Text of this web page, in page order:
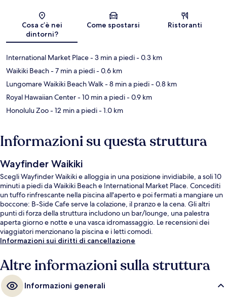
Mappa
Cosa c’è nei
dintorni?
Come spostarsi Ristoranti
International Market Place- 3 min a piedi- 0.3 km
Waikiki Beach- 7 min a piedi- 0.6 km
Lungomare Waikiki Beach Walk- 8 min a piedi- 0.8 km
Royal Hawaiian Center- 10 min a piedi- 0.9 km
Honolulu Zoo- 12 min a piedi- 1.0 km
Informazioni su questa struttura
Wayfinder Waikiki
Scegli Wayfinder Waikiki e alloggia in una posizione invidiabile, a soli 10
minuti a piedi da Waikiki Beach e International Market Place. Concediti
un tuffo rinfrescante nella piscina all'aperto e poi fermati a mangiare un
boccone: B-Side Cafe serve la colazione, il pranzo e la cena. Gli altri
punti di forza della struttura includono un bar/lounge, una palestra
aperta giorno e notte e una vasca idromassaggio. Le recensioni dei
viaggiatori menzionano la piscina e i letti comodi.
Informazioni sui diritti di cancellazione
Altre informazioni sulla struttura
Informazioni generali